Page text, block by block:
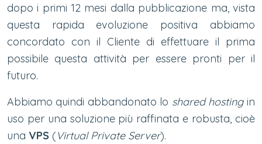
dopo i primi 12 mesi dalla pubblicazione ma, vista
questa rapida evoluzione positiva abbiamo
concordato con il Cliente di effettuare il prima
possibile questa attività per essere pronti per il
futuro.
Abbiamo quindi abbandonato lo shared hostingin
uso per una soluzione più raffinata e robusta, cioè
una VPS (Virtual Private Server).